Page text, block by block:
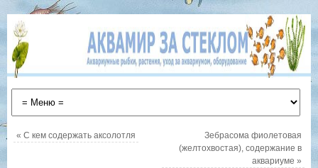
« С кем содержать аксолотля
Зебрасома фиолетовая
(желтохвостая), содержание в
аквариуме»